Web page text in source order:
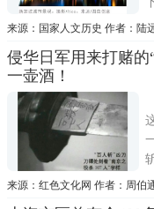
来源：国家人文历史 作者：陆
侵华日军用来打赌
一壶酒！
来源：红色文化网 作者：周伯